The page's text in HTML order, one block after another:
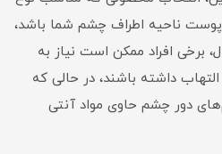
ناحیه اطراف چشم شما باشد،
برخی افراد ممکن است نیاز به
داشته باشند، در حالی که
دور چشم حاوی مواد آنتی